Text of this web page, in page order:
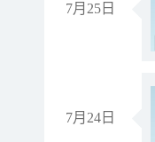
7月25日
7月24日